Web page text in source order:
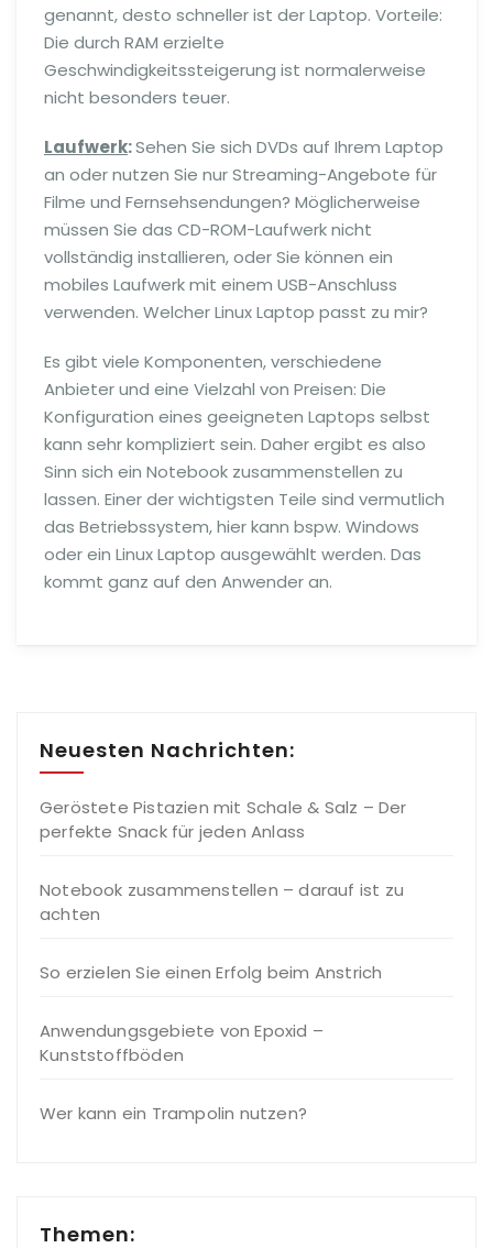
genannt, desto schneller ist der Laptop. Vorteile:
Die durch RAM erzielte
Geschwindigkeitssteigerung ist normalerweise
nicht besonders teuer.
Laufwerk:Sehen Sie sich DVDs auf Ihrem Laptop
an oder nutzen Sie nur Streaming-Angebote für
Filme und Fernsehsendungen? Möglicherweise
müssen Sie das CD-ROM-Laufwerk nicht
vollständig installieren, oder Sie können ein
mobiles Laufwerk mit einem USB-Anschluss
verwenden. Welcher Linux Laptop passt zu mir?
Es gibt viele Komponenten, verschiedene
Anbieter und eine Vielzahl von Preisen: Die
Konfiguration eines geeigneten Laptops selbst
kann sehr kompliziert sein. Daher ergibt es also
Sinn sich ein Notebook zusammenstellen zu
lassen. Einer der wichtigsten Teile sind vermutlich
das Betriebssystem, hier kann bspw. Windows
oder ein Linux Laptop ausgewählt werden. Das
kommt ganz auf den Anwender an.
Neuesten Nachrichten:
Geröstete Pistazien mit Schale & Salz – Der
perfekte Snack für jeden Anlass
Notebook zusammenstellen – darauf ist zu
achten
So erzielen Sie einen Erfolg beim Anstrich
Anwendungsgebiete von Epoxid –
Kunststoffböden
Wer kann ein Trampolin nutzen?
Themen: